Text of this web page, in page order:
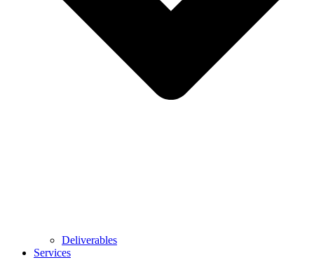
Deliverables
Services